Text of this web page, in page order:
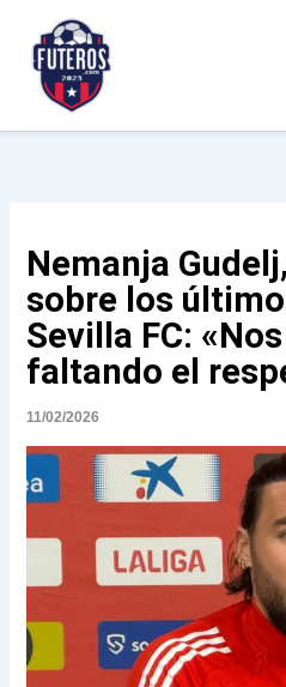
contenido
Nemanja
sobre los
Sevilla FC:
faltando el
11/02/2026